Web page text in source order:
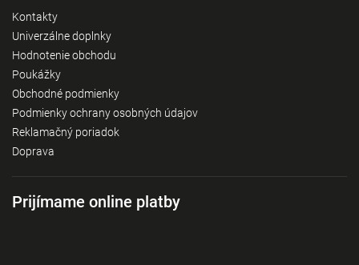
Kontakty
Univerzálne doplnky
Hodnotenie obchodu
Poukážky
Obchodné podmienky
Podmienky ochrany osobných údajov
Reklamačný poriadok
Doprava
Prijímame online platby